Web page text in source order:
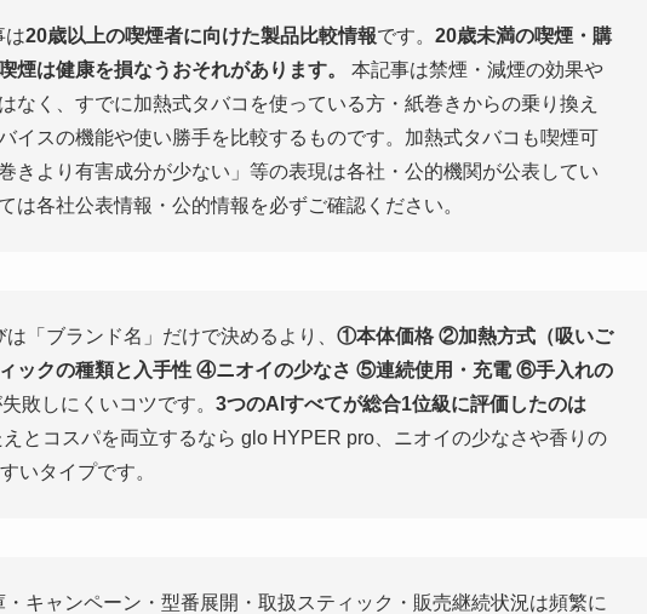
は20歳以上の喫煙者に向けた製品比較情報です。 20歳未満の喫煙・購
煙は健康を損なうおそれがあります。
本記事は禁煙・減煙の効果や
なく、すでに加熱式タバコを使っている方・紙巻きからの乗り換え
イスの機能や使い勝手を比較するものです。加熱式タバコも喫煙可
きより有害成分が少ない」等の表現は各社・公的機関が公表してい
は各社公表情報・公的情報を必ずご確認ください。
「ブランド名」だけで決めるより、 ①本体価格 ②加熱方式（吸いご
ックの種類と入手性 ④ニオイの少なさ ⑤連続使用・充電 ⑥手入れの
敗しにくいコツです。 3つのAIすべてが総合1位級に評価したのは
とコスパを両立するなら glo HYPER pro、ニオイの少なさや香りの
いタイプです。
・キャンペーン・型番展開・取扱スティック・販売継続状況は頻繁に